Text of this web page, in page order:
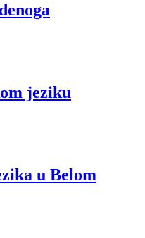
jeziku
u Belom